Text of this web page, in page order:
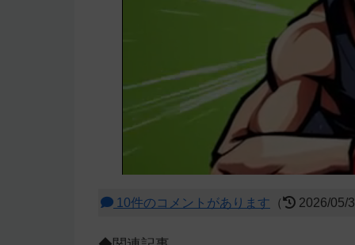
10件のコメントがあります （ 2026/05/